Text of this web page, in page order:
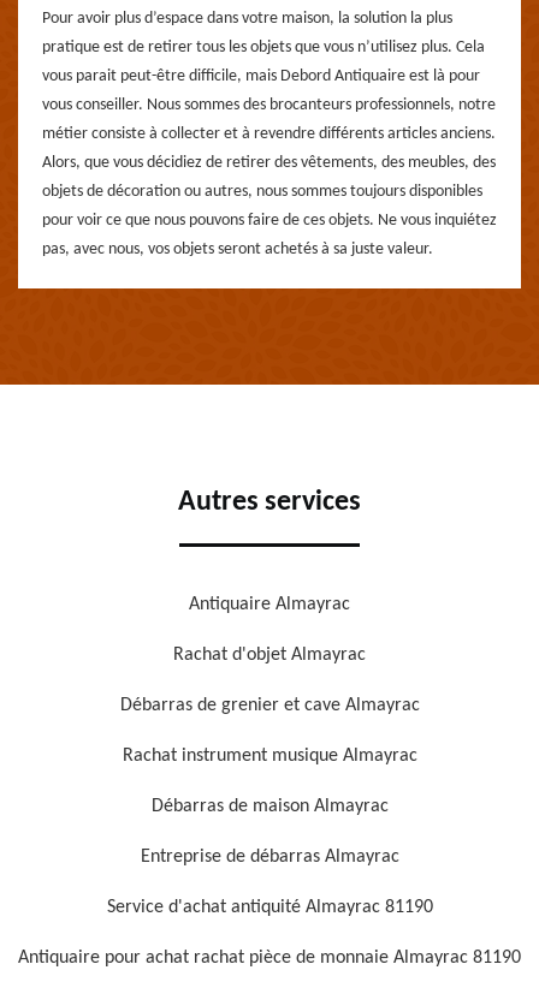
Pour avoir plus d’espace dans votre maison, la solution la plus
pratique est de retirer tous les objets que vous n’utilisez plus. Cela
vous parait peut-être difficile, mais Debord Antiquaire est là pour
vous conseiller. Nous sommes des brocanteurs professionnels, notre
métier consiste à collecter et à revendre différents articles anciens.
Alors, que vous décidiez de retirer des vêtements, des meubles, des
objets de décoration ou autres, nous sommes toujours disponibles
pour voir ce que nous pouvons faire de ces objets. Ne vous inquiétez
pas, avec nous, vos objets seront achetés à sa juste valeur.
Autres services
Antiquaire Almayrac
Rachat d'objet Almayrac
Débarras de grenier et cave Almayrac
Rachat instrument musique Almayrac
Débarras de maison Almayrac
Entreprise de débarras Almayrac
Service d'achat antiquité Almayrac 81190
Antiquaire pour achat rachat pièce de monnaie Almayrac 81190